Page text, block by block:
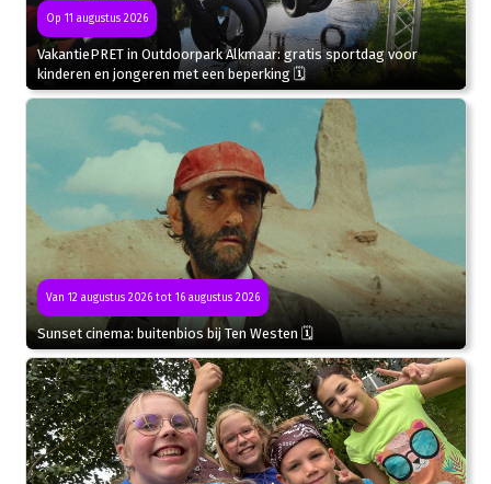
Op 11 augustus 2026
VakantiePRET in Outdoorpark Alkmaar: gratis sportdag voor
kinderen en jongeren met een beperking 🗓
Van 12 augustus 2026 tot 16 augustus 2026
Sunset cinema: buitenbios bij Ten Westen 🗓